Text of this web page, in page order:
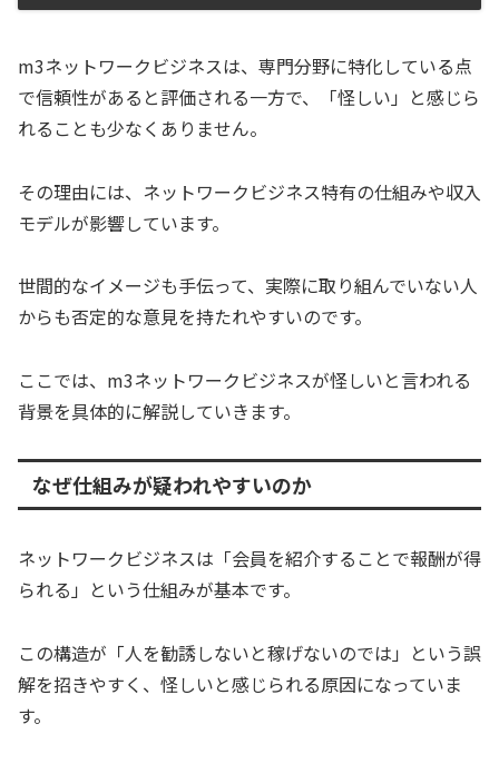
m3ネットワークビジネスは、専門分野に特化している点
で信頼性があると評価される一方で、「怪しい」と感じら
れることも少なくありません。
その理由には、ネットワークビジネス特有の仕組みや収入
モデルが影響しています。
世間的なイメージも手伝って、実際に取り組んでいない人
からも否定的な意見を持たれやすいのです。
ここでは、m3ネットワークビジネスが怪しいと言われる
背景を具体的に解説していきます。
なぜ仕組みが疑われやすいのか
ネットワークビジネスは「会員を紹介することで報酬が得
られる」という仕組みが基本です。
この構造が「人を勧誘しないと稼げないのでは」という誤
解を招きやすく、怪しいと感じられる原因になっていま
す。